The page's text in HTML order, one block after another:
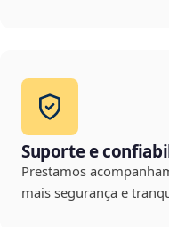
Suporte e
Prestamos
mais segurança e